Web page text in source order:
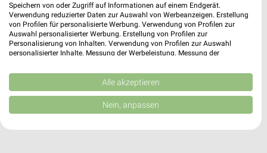
Speichern von oder Zugriff auf Informationen auf einem Endgerät.
Verwendung reduzierter Daten zur Auswahl von Werbeanzeigen. Erstellung
von Profilen für personalisierte Werbung. Verwendung von Profilen zur
Auswahl personalisierter Werbung. Erstellung von Profilen zur
Personalisierung von Inhalten. Verwendung von Profilen zur Auswahl
personalisierter Inhalte. Messung der Werbeleistung. Messung der
Kombinationen von Daten aus verschiedenen Quellen. Entwicklung und
Verbesserung der Angebote. Verwendung reduzierter Daten zur Auswahl
von Inhalten.
Daten können außerhalb der Europäischen Union weitergegeben und in die
Website/App.
Alle akzeptieren
Nein, anpassen